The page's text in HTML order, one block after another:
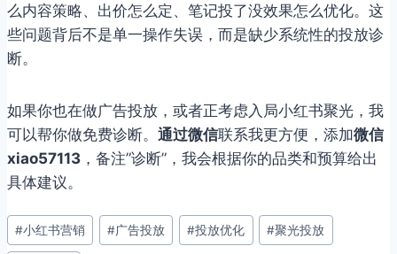
么内容策略、出价怎么定、笔记投了没效果怎么优化。这
些问题背后不是单一操作失误，而是缺少系统性的投放诊
断。
如果你也在做广告投放，或者正考虑入局小红书聚光，我
可以帮你做免费诊断。 通过微信联系我更方便，添加微信
xiao57113 ，备注”诊断”，我会根据你的品类和预算给出
具体建议。
文
章
#小红书营销 #广告投放 #投放优化 #聚光投放